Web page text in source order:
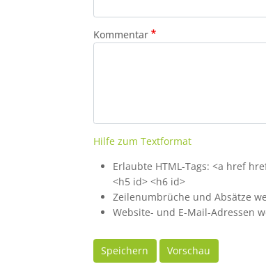
Kommentar
Hilfe zum Textformat
Erlaubte HTML-Tags: <a href
<h5 id> <h6 id>
Zeilenumbrüche und Absätze
Website- und E-Mail-Adressen
Speichern Vorschau